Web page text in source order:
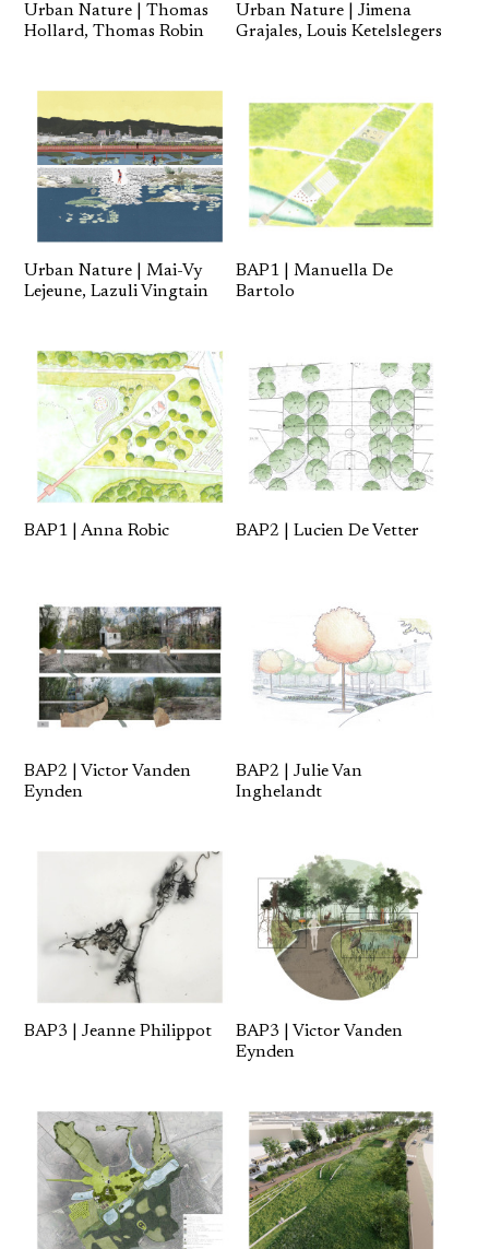
Urban Nature | Thomas
Hollard, Thomas Robin
Urban Nature | Jimena
Grajales, Louis Ketelslegers
Urban Nature | Mai-Vy
Lejeune, Lazuli Vingtain
BAP1 | Manuella De
Bartolo
BAP1 | Anna Robic BAP2 | Lucien De Vetter
BAP2 | Victor Vanden
Eynden
BAP2 | Julie Van
Inghelandt
BAP3 | Jeanne Philippot
BAP3 | Victor Vanden
Eynden